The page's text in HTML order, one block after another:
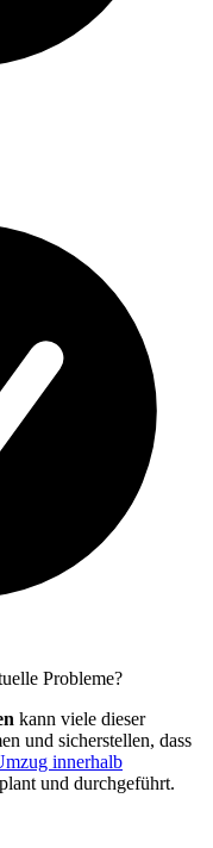
Probleme?
kann viele dieser
und sicherstellen, dass
innerhalb
und durchgeführt.